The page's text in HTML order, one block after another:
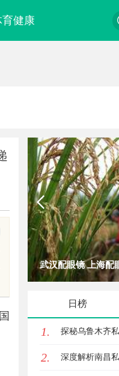
育健康
国
武汉配眼镜 上海配
日榜
1. 探秘乌鲁木齐
优势
2. 深度解析南昌